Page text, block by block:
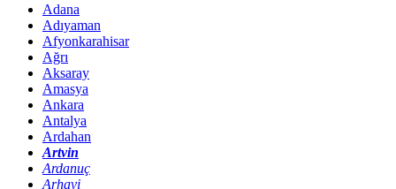
Adana
Adıyaman
Afyonkarahisar
Ağrı
Aksaray
Amasya
Ankara
Antalya
Ardahan
Artvin
Ardanuç
Arhavi